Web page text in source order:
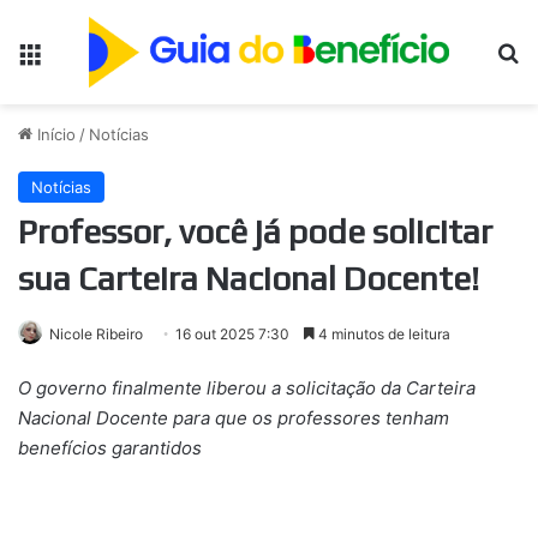
Início / Notícias
Notícias
Professor, você já pode solicitar
sua Carteira Nacional Docente!
Nicole Ribeiro 16 out 2025 7:30 4 minutos de leitura
O governo finalmente liberou a solicitação da Carteira
Nacional Docente para que os professores tenham
benefícios garantidos